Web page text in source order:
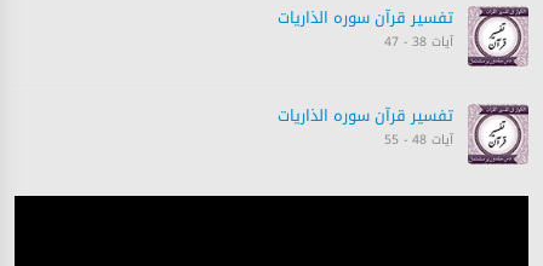
تفسیر قرآن سورہ ‎الذاريات
آیات 38 - 47
تفسیر قرآن سورہ ‎الذاريات
آیات 48 - 55